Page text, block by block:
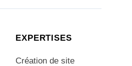
EXPERTISES
Création de site